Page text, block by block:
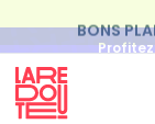
sur